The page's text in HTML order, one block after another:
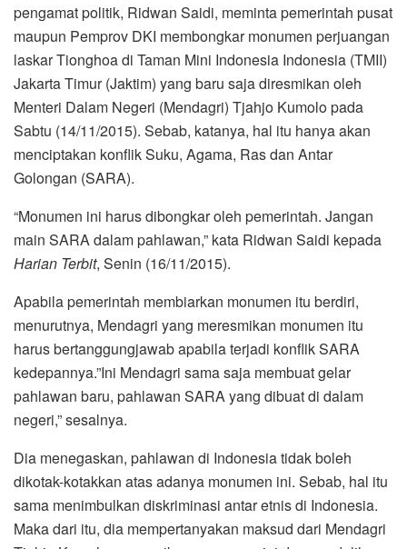
pengamat politik, Ridwan Saidi, meminta pemerintah pusat
maupun Pemprov DKI membongkar monumen perjuangan
laskar Tionghoa di Taman Mini Indonesia Indonesia (TMII)
Jakarta Timur (Jaktim) yang baru saja diresmikan oleh
Menteri Dalam Negeri (Mendagri) Tjahjo Kumolo pada
Sabtu (14/11/2015). Sebab, katanya, hal itu hanya akan
menciptakan konflik Suku, Agama, Ras dan Antar
Golongan (SARA).
“Monumen ini harus dibongkar oleh pemerintah. Jangan
main SARA dalam pahlawan,” kata Ridwan Saidi kepada
Harian Terbit, Senin (16/11/2015).
Apabila pemerintah membiarkan monumen itu berdiri,
menurutnya, Mendagri yang meresmikan monumen itu
harus bertanggungjawab apabila terjadi konflik SARA
kedepannya.”Ini Mendagri sama saja membuat gelar
pahlawan baru, pahlawan SARA yang dibuat di dalam
negeri,” sesalnya.
Dia menegaskan, pahlawan di Indonesia tidak boleh
dikotak-kotakkan atas adanya monumen ini. Sebab, hal itu
sama menimbulkan diskriminasi antar etnis di Indonesia.
Maka dari itu, dia mempertanyakan maksud dari Mendagri